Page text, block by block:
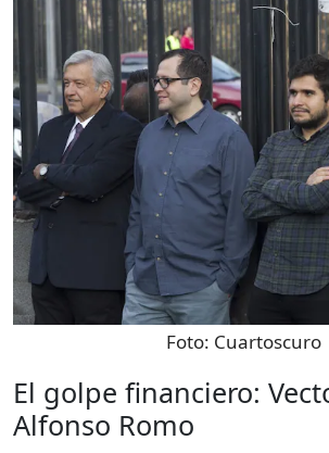
Foto: Cuartoscuro
El golpe financiero:
Alfonso Romo